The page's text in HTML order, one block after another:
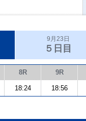
9月23日
５日目
8R 9R
18:24 18:56